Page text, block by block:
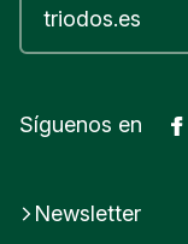
Síguenos en
Newsletter